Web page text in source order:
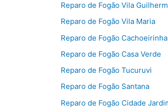
Reparo de Fogão Vila
Reparo de Fogão Vila Maria
Reparo de Fogão Cachoeirinha
Reparo de Fogão Casa Verde
Reparo de Fogão Tucuruvi
Reparo de Fogão Santana
Reparo de Fogão Cidade